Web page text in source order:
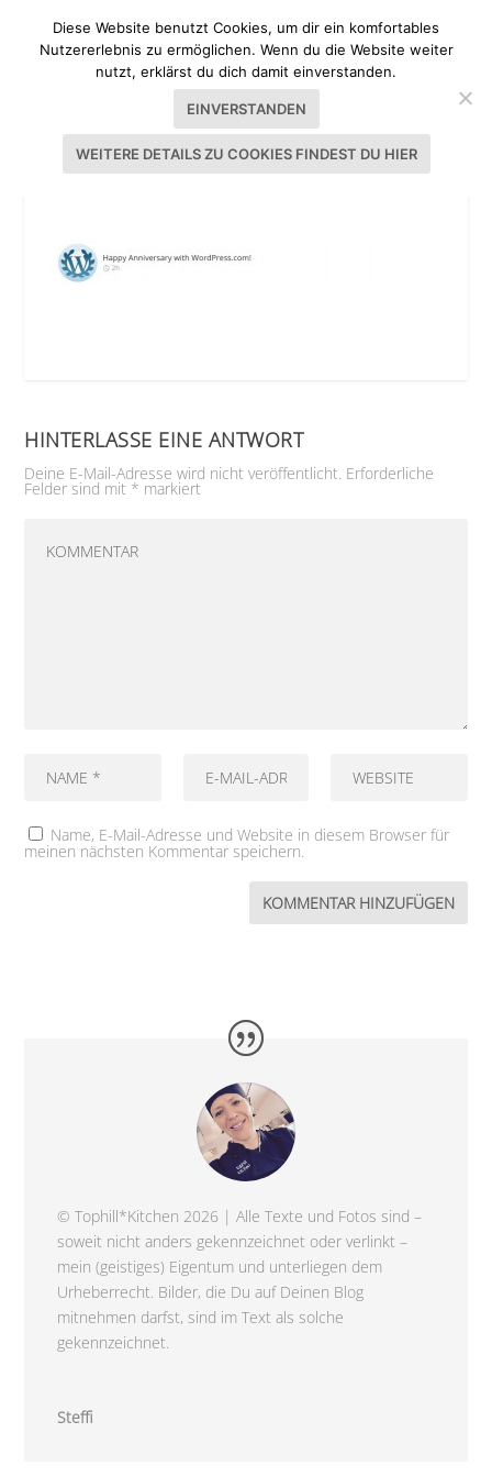
BLOG-GEBURTSTAG
HINTERLASSE EINE ANTWORT
Deine E-Mail-Adresse wird nicht veröffentlicht. Erforderliche
Felder sind mit * markiert
Name, E-Mail-Adresse und Website in diesem Browser für
meinen nächsten Kommentar speichern.
© Tophill*Kitchen 2026 | Alle Texte und Fotos sind –
soweit nicht anders gekennzeichnet oder verlinkt –
mein (geistiges) Eigentum und unterliegen dem
Urheberrecht. Bilder, die Du auf Deinen Blog
mitnehmen darfst, sind im Text als solche
gekennzeichnet.
Steffi
Diese Website benutzt Cookies, um dir ein komfortables
Nutzererlebnis zu ermöglichen. Wenn du die Website weiter
nutzt, erklärst du dich damit einverstanden.
EINVERSTANDEN
WEITERE DETAILS ZU COOKIES FINDEST DU HIER